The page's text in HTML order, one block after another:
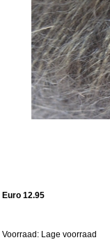
Euro 12.95
Voorraad: Lage voorraad